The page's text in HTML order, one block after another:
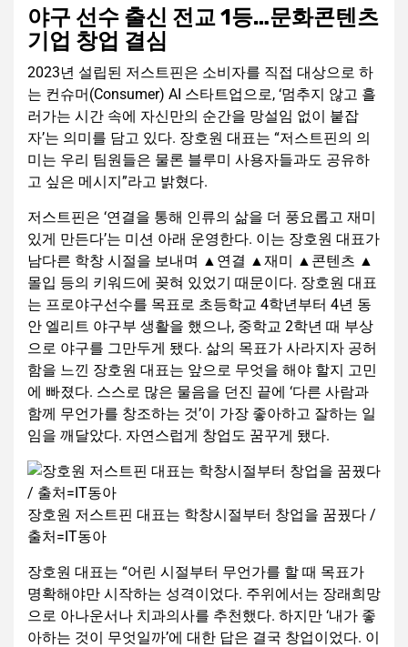
야구 선수 출신 전교 1등…문화콘텐츠
기업 창업 결심
2023년 설립된 저스트핀은 소비자를 직접 대상으로 하
는 컨슈머(Consumer ) AI 스타트업으로, ‘멈추지 않고 흘
러가는 시간 속에 자신만의 순간을 망설임 없이 붙잡
자’는 의미를 담고 있다. 장호원 대표는 “저스트핀의 의
미는 우리 팀원들은 물론 블루미 사용자들과도 공유하
고 싶은 메시지”라고 밝혔다.
저스트핀은 ‘연결을 통해 인류의 삶을 더 풍요롭고 재미
있게 만든다’는 미션 아래 운영한다. 이는 장호원 대표가
남다른 학창 시절을 보내며 ▲연결 ▲재미 ▲콘텐츠 ▲
몰입 등의 키워드에 꽂혀 있었기 때문이다. 장호원 대표
는 프로야구선수를 목표로 초등학교 4학년부터 4년 동
안 엘리트 야구부 생활을 했으나, 중학교 2학년 때 부상
으로 야구를 그만두게 됐다. 삶의 목표가 사라지자 공허
함을 느낀 장호원 대표는 앞으로 무엇을 해야 할지 고민
에 빠졌다. 스스로 많은 물음을 던진 끝에 ‘다른 사람과
함께 무언가를 창조하는 것’이 가장 좋아하고 잘하는 일
임을 깨달았다. 자연스럽게 창업도 꿈꾸게 됐다.
장호원 저스트핀 대표는 학창시절부터 창업을 꿈꿨다 /
출처=IT동아
장호원 대표는 “어린 시절부터 무언가를 할 때 목표가
명확해야만 시작하는 성격이었다. 주위에서는 장래희망
으로 아나운서나 치과의사를 추천했다. 하지만 ‘내가 좋
아하는 것이 무엇일까’에 대한 답은 결국 창업이었다. 이